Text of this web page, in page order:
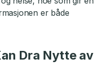
er både
Dra Nytte av